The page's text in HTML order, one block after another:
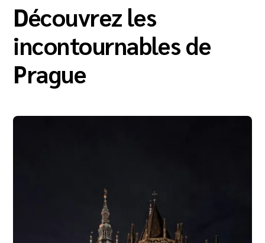
Découvrez les
incontournables de
Prague